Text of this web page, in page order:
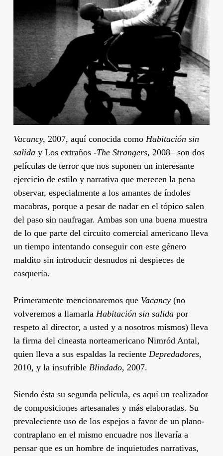
Vacancy, 2007, aquí conocida comoHabitación sin
salida y Los extraños -The Strangers, 2008– son dos
películas de terror que nos suponen un interesante
ejercicio de estilo y narrativa que merecen la pena
observar, especialmente a los amantes de índoles
macabras, porque a pesar de nadar en el tópico salen
del paso sin naufragar. Ambas son una buena muestra
de lo que parte del circuito comercial americano lleva
un tiempo intentando conseguir con este género
maldito sin introducir desnudos ni despieces de
casquería.
Primeramente mencionaremos que Vacancy(no
volveremos a llamarla Habitación sin salidapor
respeto al director, a usted y a nosotros mismos) lleva
la firma del cineasta norteamericano Nimród Antal,
quien lleva a sus espaldas la reciente Depredadores,
2010, y la insufribleBlindado, 2007.
Siendo ésta su segunda película, es aquí un realizador
de composiciones artesanales y más elaboradas. Su
prevaleciente uso de los espejos a favor de un plano-
contraplano en el mismo encuadre nos llevaría a
pensar que es un hombre de inquietudes narrativas,